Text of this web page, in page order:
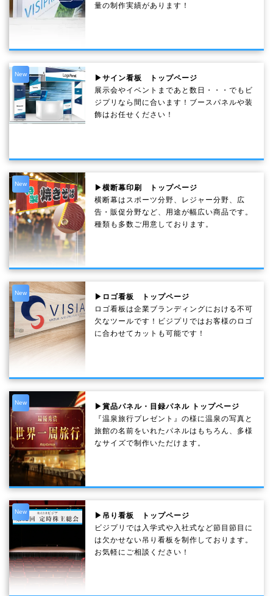
量の制作実績があります！
New
▶サイン看板 トップページ
展示会やイベントまであと数日・・・でもビ
ジプリなら間に合います！ブースパネルや装
飾はお任せください！
New
▶横断幕印刷 トップページ
横断幕はスポーツ分野、レジャー分野、広
告・販促分野など、用途が幅広い商品です。
種類も多数ご用意しております。
New
▶ロゴ看板 トップページ
ロゴ看板は企業ブランディングにおける不可
欠なツールです！ビジプリではお客様のロゴ
に合わせてカットも可能です！
New
▶賞品パネル・目録パネル トップページ
『温泉旅行プレゼント』の様に温泉の写真と
旅館の名前をいれたパネルはもちろん、多様
なサイズで制作いただけます。
New
▶吊り看板 トップページ
ビジプリでは入学式や入社式など節目節目に
は欠かせない吊り看板を制作しております。
お気軽にご相談ください！